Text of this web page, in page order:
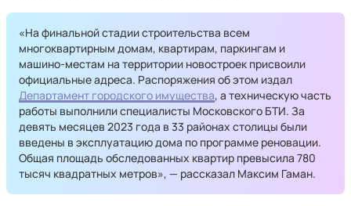
«На финальной стадии строительства всем
многоквартирным домам, квартирам, паркингам и
машино-местам на территории новостроек присвоили
официальные адреса. Распоряжения об этом издал
Департамент городского имущества, а техническую часть
работы выполнили специалисты Московского БТИ. За
девять месяцев 2023 года в 33 районах столицы были
введены в эксплуатацию дома по программе реновации.
Общая площадь обследованных квартир превысила 780
тысяч квадратных метров», — рассказал Максим Гаман.